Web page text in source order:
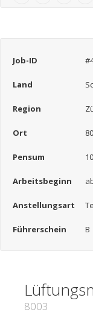
Job-ID
Land
Region
Ort
Pensum
Arbeitsbeginn
Anstellungsart
Führerschein B
8003